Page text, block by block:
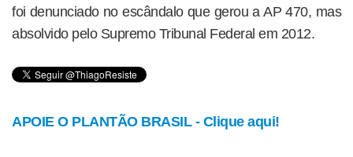
foi denunciado no escândalo que gerou a AP 470, mas
absolvido pelo Supremo Tribunal Federal em 2012.
APOIE O PLANTÃO BRASIL - Clique aqui!